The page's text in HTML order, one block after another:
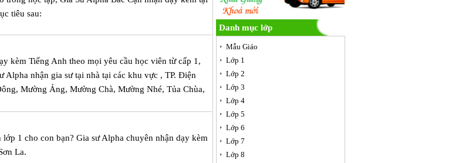
tiêu sau:
kèm Tiếng Anh theo mọi yêu cầu học viên từ cấp 1,
Alpha nhận gia sư tại nhà tại các khu vực , TP. Điện
Mường Ảng, Mường Chà, Mường Nhé, Tủa Chùa,
1 cho con bạn? Gia sư Alpha chuyên nhận dạy kèm
La.
Danh mục lớp
Mẫu Giáo
Lớp 1
Lớp 2
Lớp 3
Lớp 4
Lớp 5
Lớp 6
Lớp 7
Lớp 8